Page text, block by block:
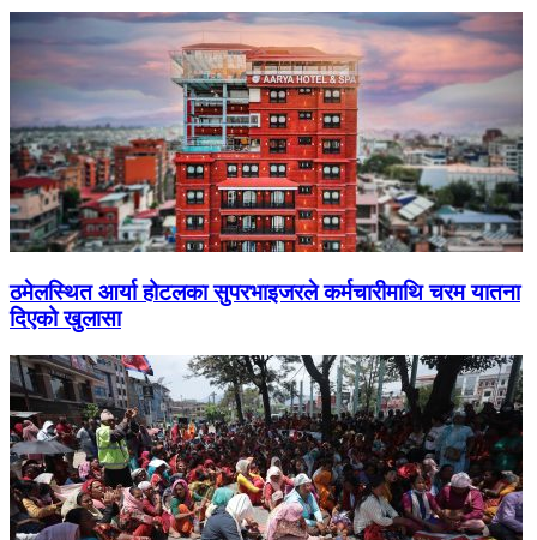
ठमेलस्थित आर्या होटलका सुपरभाइजरले कर्मचारीमाथि चरम यातना
दिएको खुलासा